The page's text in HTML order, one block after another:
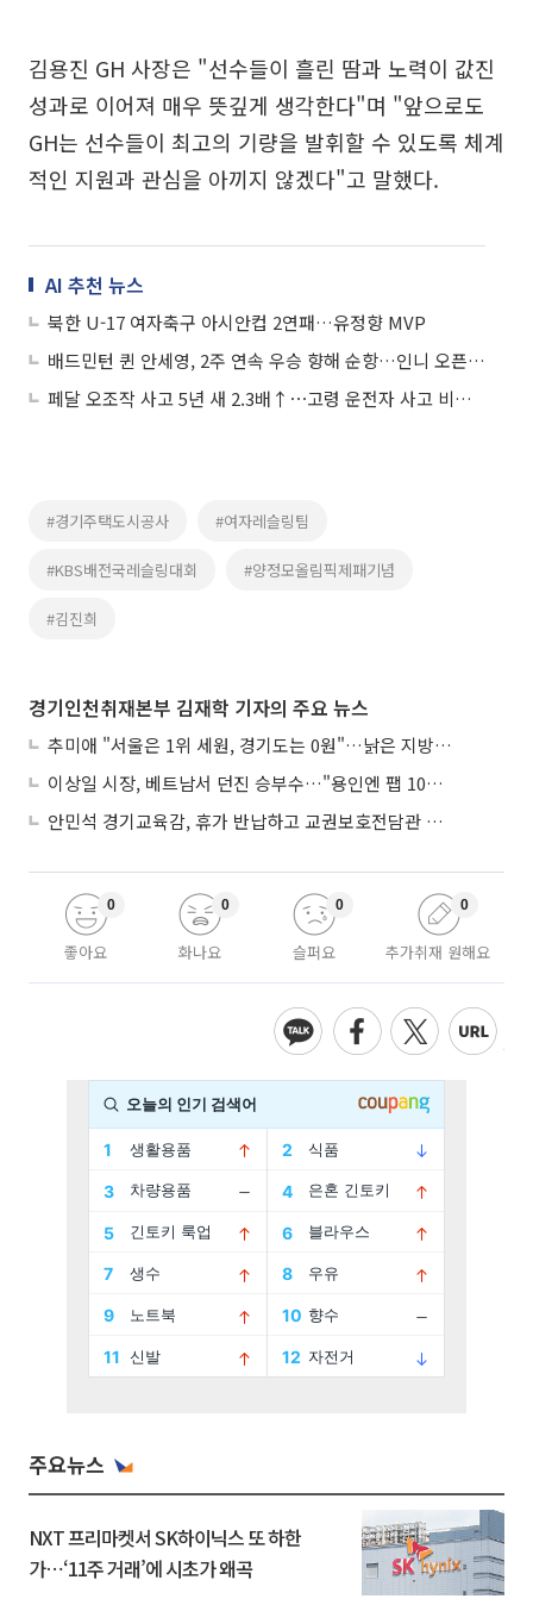
김용진 GH 사장은 "선수들이 흘린 땀과 노력이 값진
성과로 이어져 매우 뜻깊게 생각한다"며 "앞으로도
GH는 선수들이 최고의 기량을 발휘할 수 있도록 체계
적인 지원과 관심을 아끼지 않겠다"고 말했다.
AI 추천 뉴스
북한 U-17 여자축구 아시안컵 2연패…유정향 MVP
배드민턴 퀸 안세영, 2주 연속 우승 향해 순항…인니 오픈 8강행
페달 오조작 사고 5년 새 2.3배↑⋯고령 운전자 사고 비중 70% '압도적’
#경기주택도시공사 #여자레슬링팀
#KBS배전국레슬링대회 #양정모올림픽제패기념
#김진희
경기인천취재본부 김재학 기자의 주요 뉴스
추미애 "서울은 1위 세원, 경기도는 0원"…낡은 지방세제 정조준
이상일 시장, 베트남서 던진 승부수…"용인엔 팹 10기가 들어선다"
안민석 경기교육감, 휴가 반납하고 교권보호전담관 면접 현장 지켰다
좋아요
0
화나요
0
슬퍼요
0
추가취재 원해요
0
주요뉴스
NXT 프리마켓서 SK하이닉스 또 하한
가⋯‘11주 거래’에 시초가 왜곡